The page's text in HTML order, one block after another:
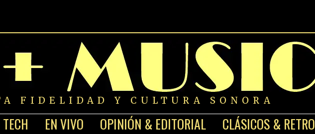
FIDELIDAD Y CULTURA SONORA
EN VIVO OPINIÓN & EDITORIAL CLÁSICOS & RETRO